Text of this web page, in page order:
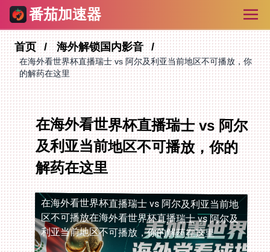
番茄加速器
首页 海外解锁国内影音
在海外看世界杯直播瑞士 vs 阿尔及利亚当前地区不可播放，你
的解药在这里
在海外看世界杯直播瑞士 vs 阿尔
及利亚当前地区不可播放，你的
解药在这里
在海外看世界杯直播瑞士 vs 阿尔及利亚当前地
区不可播放在海外看世界杯直播瑞士 vs 阿尔及
利亚当前地区不可播放，你的解药在这里